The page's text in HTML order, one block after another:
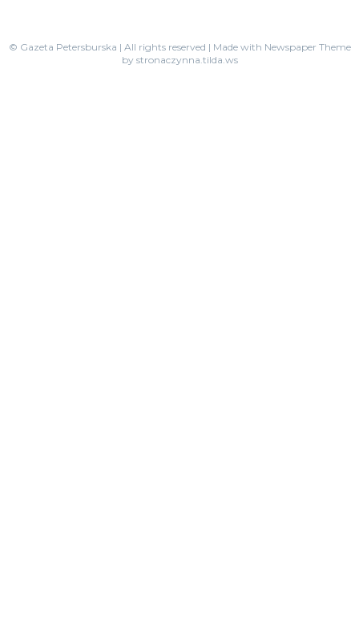
© Gazeta Petersburska | All rights reserved | Made with Newspaper Theme
by stronaczynna.tilda.ws